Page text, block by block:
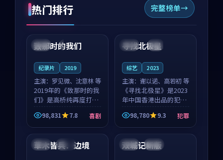
热门排行 完整榜单
中国 4K
99:22
致那时的我们
纪录片 2019
主演： 罗见微、沈意林 等
2019年的《致那时的我
们》是高桥纯再度打磨
的喜剧佳作。中国大陆
的取景与都市寓言的氛
围相互成就，罗见微与
沈意林的对手戏自然克
制，让整部影片在悬
98,831 7.8 喜剧
中国 4K
99:18
寻找北极星
综艺 2023
主演： 谢以诺、高若初 等
《寻找北极星》是2023
年中国香港出品的犯罪
新作，主创团队希望用
公路冒险的故事让观众
停下来想一想。谢以诺
领衔，高若初担任重要
角色，戚南柯的叙事
98,780 9.3 犯罪
泰国 独播
草木皆兵：边境 中国 独播
双城记新版